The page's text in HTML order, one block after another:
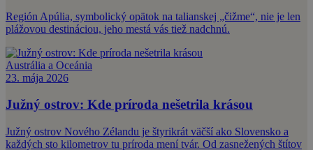
Región Apúlia, symbolický opätok na talianskej „čižme“, nie je len
plážovou destináciou, jeho mestá vás tiež nadchnú.
Austrália a Oceánia
23. mája 2026
Južný ostrov: Kde príroda nešetrila krásou
Južný ostrov Nového Zélandu je štyrikrát väčší ako Slovensko a
každých sto kilometrov tu príroda mení tvár. Od zasnežených štítov